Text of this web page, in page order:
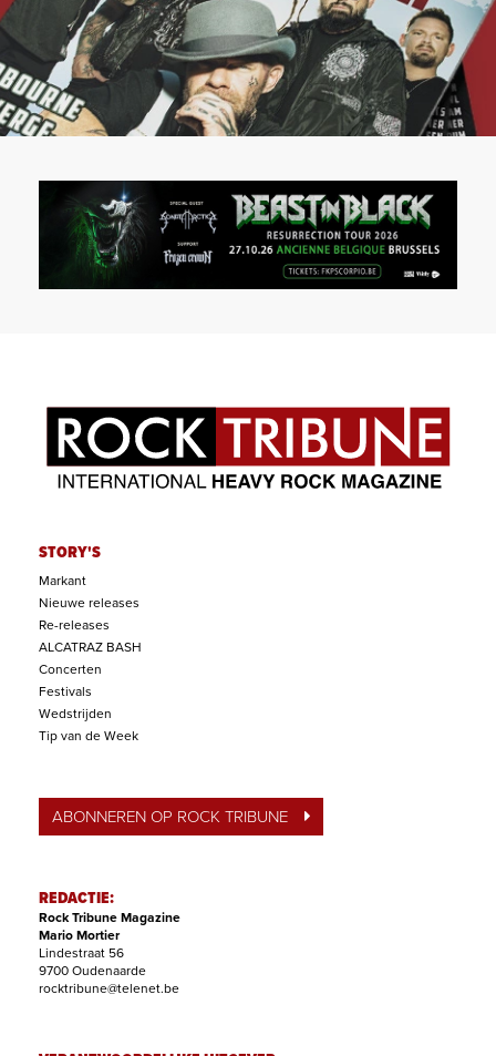
STORY'S
Markant
Nieuwe releases
Re-releases
ALCATRAZ BASH
Concerten
Festivals
Wedstrijden
Tip van de Week
ABONNEREN OP ROCK TRIBUNE
REDACTIE:
Rock Tribune Magazine
Mario Mortier
Lindestraat 56
9700 Oudenaarde
rocktribune@telenet.be